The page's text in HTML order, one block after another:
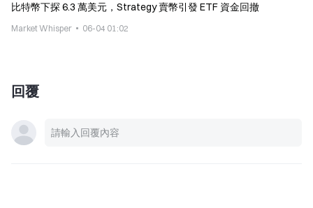
比特幣下探 6.3 萬美元，Strategy 賣幣引發 ETF 資金回撤
Market Whisper 06-04 01:02
回覆